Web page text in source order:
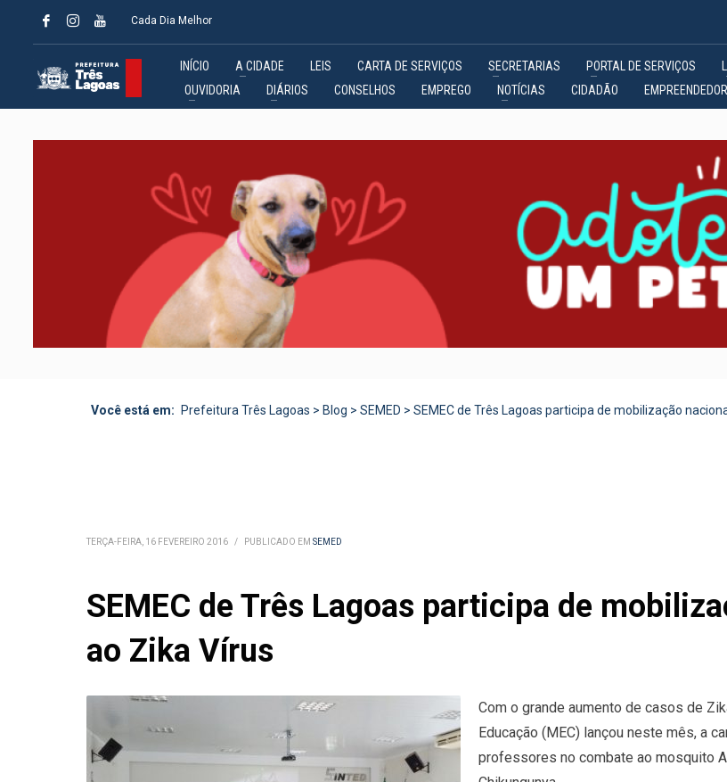
Cada Dia Melhor
INÍCIO A CIDADE LEIS CARTA DE SERVIÇOS SECRETARIAS PORTAL DE SERVIÇOS
OUVIDORIA
DIÁRIOS CONSELHOS EMPREGO NOTÍCIAS CIDADÃO EMPREENDEDOR
Você está em: Prefeitura Três Lagoas > Blog > SEMED > SEMEC de Três Lagoas participa de mobilização
TERÇA-FEIRA, 16 FEVEREIRO 2016 / PUBLICADO EM SEMED
SEMEC de Três Lagoas participa de
ao Zika Vírus
Com o grande aumento de casos de
Educação (MEC) lançou neste mês, a
professores no combate ao mosquito